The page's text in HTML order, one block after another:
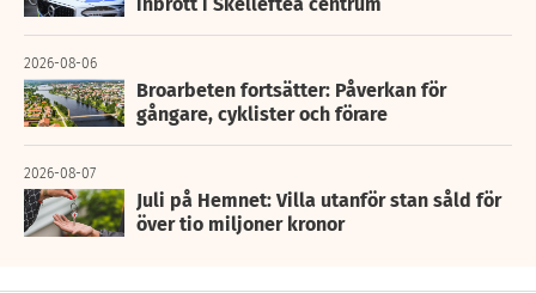
2026-08-06
Broarbeten fortsätter: Påverkan för
gångare, cyklister och förare
2026-08-07
Juli på Hemnet: Villa utanför stan såld för
över tio miljoner kronor